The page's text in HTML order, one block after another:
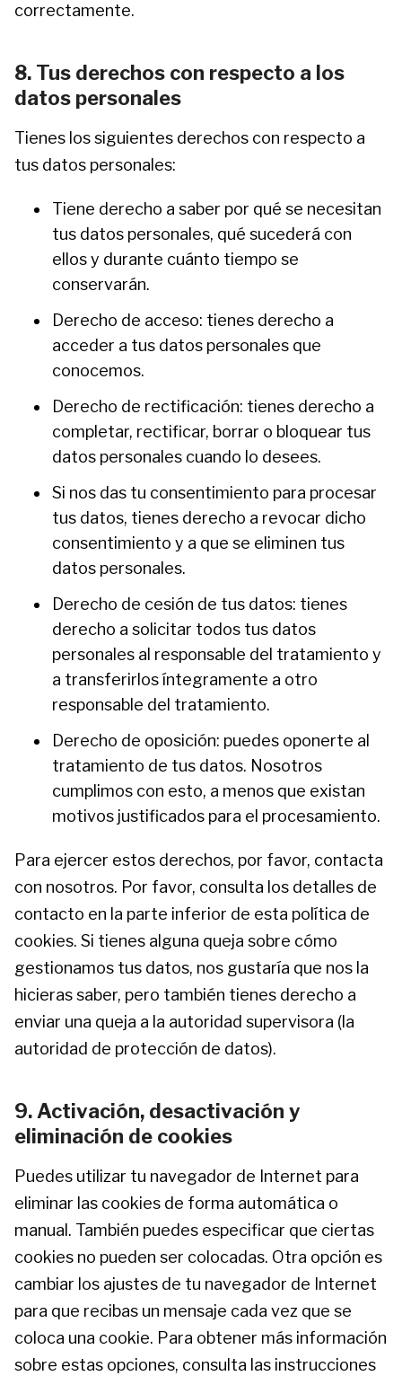
correctamente.
8. Tus derechos con respecto a los
datos personales
Tienes los siguientes derechos con respecto a
tus datos personales:
Tiene derecho a saber por qué se necesitan
tus datos personales, qué sucederá con
ellos y durante cuánto tiempo se
conservarán.
Derecho de acceso: tienes derecho a
acceder a tus datos personales que
conocemos.
Derecho de rectificación: tienes derecho a
completar, rectificar, borrar o bloquear tus
datos personales cuando lo desees.
Si nos das tu consentimiento para procesar
tus datos, tienes derecho a revocar dicho
consentimiento y a que se eliminen tus
datos personales.
Derecho de cesión de tus datos: tienes
derecho a solicitar todos tus datos
personales al responsable del tratamiento y
a transferirlos íntegramente a otro
responsable del tratamiento.
Derecho de oposición: puedes oponerte al
tratamiento de tus datos. Nosotros
cumplimos con esto, a menos que existan
motivos justificados para el procesamiento.
Para ejercer estos derechos, por favor, contacta
con nosotros. Por favor, consulta los detalles de
contacto en la parte inferior de esta política de
cookies. Si tienes alguna queja sobre cómo
gestionamos tus datos, nos gustaría que nos la
hicieras saber, pero también tienes derecho a
enviar una queja a la autoridad supervisora (la
autoridad de protección de datos).
9. Activación, desactivación y
eliminación de cookies
Puedes utilizar tu navegador de Internet para
eliminar las cookies de forma automática o
manual. También puedes especificar que ciertas
cookies no pueden ser colocadas. Otra opción es
cambiar los ajustes de tu navegador de Internet
para que recibas un mensaje cada vez que se
coloca una cookie. Para obtener más información
sobre estas opciones, consulta las instrucciones